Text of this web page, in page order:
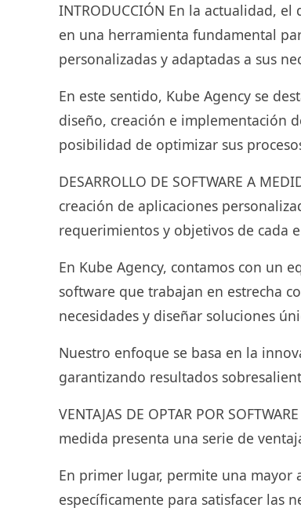
INTRODUCCIÓN En la actualidad,
en una herramienta fundamental
personalizadas y adaptadas a sus
En este sentido, Kube Agency se
diseño, creación e implementación
posibilidad de optimizar sus
DESARROLLO DE SOFTWARE A
creación de aplicaciones
requerimientos y objetivos de cada
En Kube Agency, contamos con un
software que trabajan en estrecha
necesidades y diseñar soluciones
Nuestro enfoque se basa en la
garantizando resultados
VENTAJAS DE OPTAR POR
medida presenta una serie de
En primer lugar, permite una mayor
específicamente para satisfacer las